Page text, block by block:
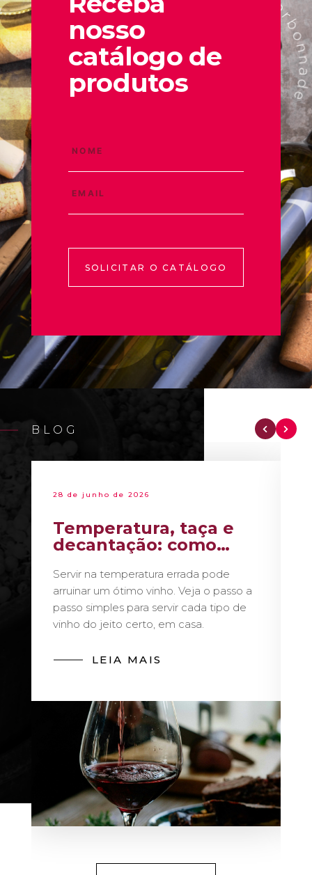
nosso
catálogo de
produtos
SOLICITAR O CATÁLOGO
BLOG
28 de junho de 2026
Temperatura, taça e
decantação: como
sommelier
Servir na temperatura errada pode
arruinar um ótimo vinho. Veja o passo a
passo simples para servir cada tipo de
vinho do jeito certo, em casa.
LEIA MAIS